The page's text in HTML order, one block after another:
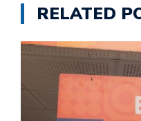
RELATED